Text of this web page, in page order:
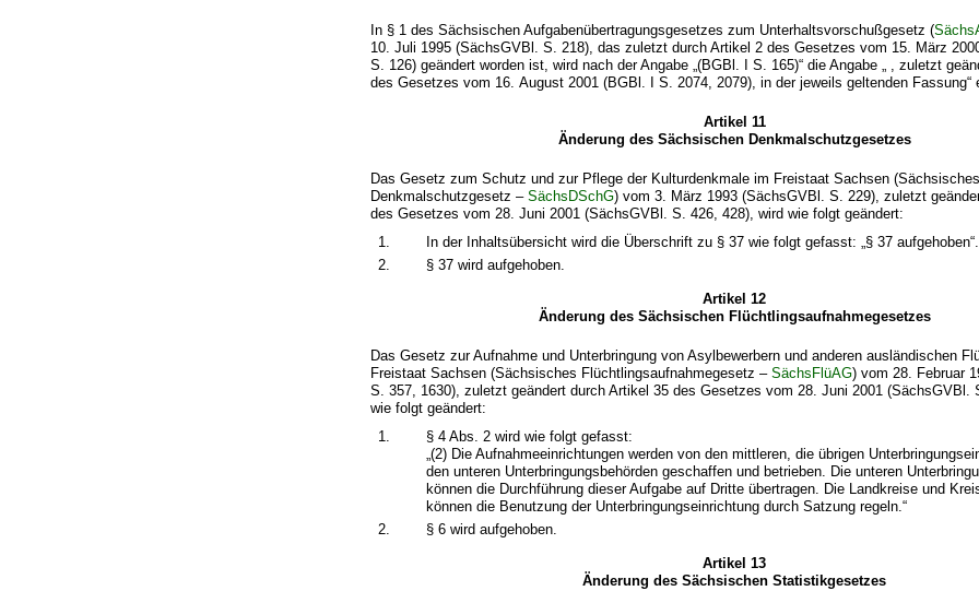
In § 1 des Sächsischen Aufgabenübertragungsgesetzes zum Unterhaltsvorschußgesetz (
10. Juli 1995 (SächsGVBl. S. 218), das zuletzt durch Artikel 2 des Gesetzes vom 15. März
S. 126) geändert worden ist, wird nach der Angabe „(BGBl. I S. 165)“ die Angabe „ , zuletzt
des Gesetzes vom 16. August 2001 (BGBl. I S. 2074, 2079), in der jeweils geltenden Fassung“
Artikel 11
Änderung des Sächsischen Denkmalschutzgesetzes
Das Gesetz zum Schutz und zur Pflege der Kulturdenkmale im Freistaat Sachsen
Denkmalschutzgesetz –SächsDSchG) vom 3. März 1993 (SächsGVBl. S. 229), zuletzt
des Gesetzes vom 28. Juni 2001 (SächsGVBl. S. 426, 428), wird wie folgt geändert:
1.
In der Inhaltsübersicht wird die Überschrift zu § 37 wie folgt gefasst: „§ 37 aufgehoben“.
2.
§ 37 wird aufgehoben.
Artikel 12
Änderung des Sächsischen Flüchtlingsaufnahmegesetzes
Das Gesetz zur Aufnahme und Unterbringung von Asylbewerbern und anderen ausländischen
Freistaat Sachsen (Sächsisches Flüchtlingsaufnahmegesetz –SächsFlüAG) vom 28. Februar
S. 357, 1630), zuletzt geändert durch Artikel 35 des Gesetzes vom 28. Juni 2001 (SächsGVBl.
wie folgt geändert:
1.
§ 4 Abs. 2 wird wie folgt gefasst:
„(2) Die Aufnahmeeinrichtungen werden von den mittleren, die übrigen
den unteren Unterbringungsbehörden geschaffen und betrieben. Die unteren
können die Durchführung dieser Aufgabe auf Dritte übertragen. Die Landkreise und
können die Benutzung der Unterbringungseinrichtung durch Satzung regeln.“
2.
§ 6 wird aufgehoben.
Artikel 13
Änderung des Sächsischen Statistikgesetzes